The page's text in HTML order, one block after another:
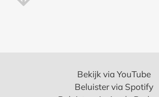
Bekijk via YouTube
Beluister via Spotify